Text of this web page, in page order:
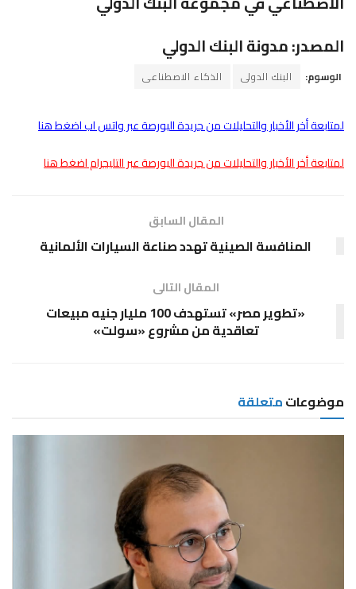
المصدر: مدونة البنك الدولي
الوسوم: البنك الدولى الذكاء الاصطناعى
لمتابعة أخر الأخبار والتحليلات من جريدة البورصة عبر واتس اب اضغط هنا
لمتابعة أخر الأخبار والتحليلات من جريدة البورصة عبر التليجرام اضغط هنا
المقال السابق
المنافسة الصينية تهدد صناعة السيارات الألمانية
المقال التالى
«تطوير مصر» تستهدف 100 مليار جنيه مبيعات
تعاقدية من مشروع «سولت»
موضوعاتمتعلقة